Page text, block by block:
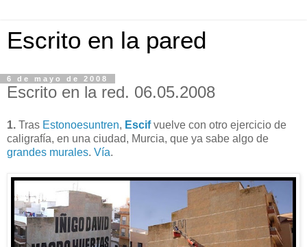
Escrito en la pared
6 de mayo de 2008
Escrito en la red. 06.05.2008
1. Tras Estonoesuntren, Escifvuelve con otro ejercicio de
caligrafía, en una ciudad, Murcia, que ya sabe algo de
grandes murales. Vía.